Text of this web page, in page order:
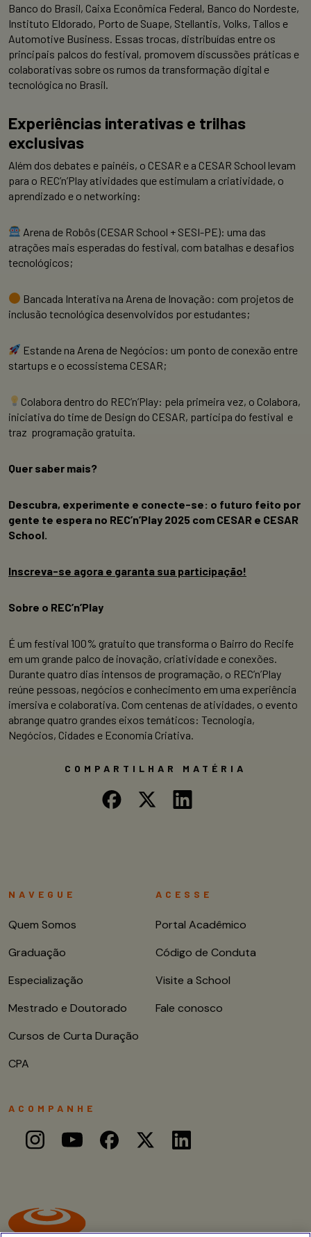
Banco do Brasil, Caixa Econômica Federal, Banco do Nordeste,
Instituto Eldorado, Porto de Suape, Stellantis, Volks, Tallos e
Automotive Business. Essas trocas, distribuídas entre os
principais palcos do festival, promovem discussões práticas e
colaborativas sobre os rumos da transformação digital e
tecnológica no Brasil.
Experiências interativas e trilhas
exclusivas
Além dos debates e painéis, o CESAR e a CESAR School levam
para o REC’n’Play atividades que estimulam a criatividade, o
aprendizado e o networking:
Arena de Robôs (CESAR School + SESI-PE): uma das
atrações mais esperadas do festival, com batalhas e desafios
tecnológicos;
Bancada Interativa na Arena de Inovação: com projetos de
inclusão tecnológica desenvolvidos por estudantes;
Estande na Arena de Negócios: um ponto de conexão entre
startups e o ecossistema CESAR;
Colabora dentro do REC’n’Play: pela primeira vez, o Colabora,
iniciativa do time de Design do CESAR, participa do festival e
traz programação gratuita.
Quer saber mais?
Descubra, experimente e conecte-se: o futuro feito por
gente te espera no REC’n’Play 2025 com CESAR e CESAR
School.
Inscreva-se agora e garanta sua participação!
Sobre o REC’n’Play
É um festival 100% gratuito que transforma o Bairro do Recife
em um grande palco de inovação, criatividade e conexões.
Durante quatro dias intensos de programação, o REC’n’Play
reúne pessoas, negócios e conhecimento em uma experiência
imersiva e colaborativa. Com centenas de atividades, o evento
abrange quatro grandes eixos temáticos: Tecnologia,
Negócios, Cidades e Economia Criativa.
COMPARTILHAR MATÉRIA
NAVEGUE
Quem Somos
Graduação
Especialização
Mestrado e Doutorado
Cursos de Curta Duração
CPA
ACESSE
Portal Acadêmico
Código de Conduta
Visite a School
Fale conosco
ACOMPANHE